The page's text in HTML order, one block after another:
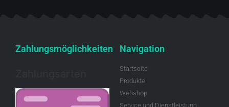
Zahlungsmöglichkeiten Navigation
Startseite
Produkte
Webshop
Service und Dienstleistung